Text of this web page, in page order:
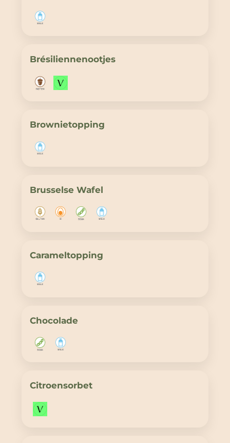
Brésiliennenootjes
Brownietopping
Brusselse Wafel
Carameltopping
Chocolade
Citroensorbet